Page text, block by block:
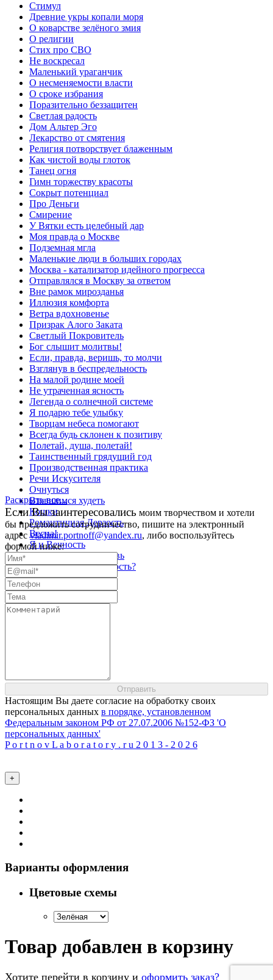
Стимул
Древние укры копали моря
О коварстве зелёного змия
О религии
Стих про СВО
Не воскресал
Маленький ураганчик
О несменяемости власти
О сроке избрания
Поразительно беззащитен
Светлая радость
Дом Альтер Эго
Лекарство от смятения
Религия потворствует блаженным
Как чистой воды глоток
Танец огня
Гимн торжеству красоты
Сокрыт потенциал
Про Деньги
Смирение
У Вятки есть целебный дар
Моя правда о Москве
Подземная мгла
Маленькие люди в больших городах
Москва - катализатор идейного прогресса
Отправлялся в Москву за ответом
Вне рамок мирозданья
Иллюзия комфорта
Ветра вдохновенье
Призрак Алого Заката
Светлый Покровитель
Бог слышит молитвы!
Если, правда, веришь, то молчи
Взглянув в беспредельность
На малой родине моей
Не утраченная ясность
Легенда о солнечной системе
Я подарю тебе улыбку
Творцам небеса помогают
Всегда будь склонен к позитиву
Полетай, душа, полетай!
Таинственный грядущий год
Производственная практика
Речи Искусителя
Очнуться
Взявшимся худеть
Кошки
Романтичная Дерзость
Весна!
Я и Вечность
Ядерная сила - любовь
Есть ли Справедливость?
Раскрыть все...
Eсли Вы заинтересовались моим творчеством и хотели
бы предложить сотрудничество, пишите на электронный
адресvladimir.portnoff@yandex.ru, либо воспользуйтесь
формой ниже:
Настоящим Вы даете согласие на обработку своих
персональных данных в порядке, установленном
Федеральным законом РФ от 27.07.2006 №152-ФЗ 'О
персональных данных'
P o r t n o v L a b o r a t o r y . r u 2 0 1 3 - 2 0 2 6
+
Варианты оформления
Цветовые схемы
Товар добавлен в корзину
Хотите перейти в корзину и оформить заказ?